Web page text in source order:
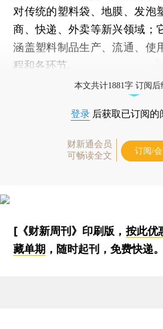
对传统的塑料袋、地膜、发泡
商、快递、外卖等新兴领域；
涵盖塑料制品生产、流通、使
程和各环节。
本文共计1881字 订阅
登录 后获取已订阅的
财新通会员
可畅读全文
订阅/
[《财新周刊》印刷版， 按此优
藏单期 ，随时起刊，免费快递